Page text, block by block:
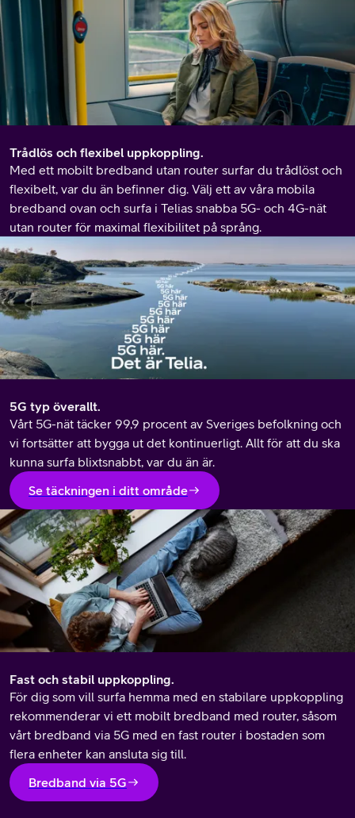
Trådlös och flexibel uppkoppling.
Med ett mobilt bredband utan router surfar du trådlöst och
flexibelt, var du än befinner dig. Välj ett av våra mobila
bredband ovan och surfa i Telias snabba 5G- och 4G-nät
utan router för maximal flexibilitet på språng.
5G typ överallt.
Vårt 5G-nät täcker 99,9 procent av Sveriges befolkning och
vi fortsätter att bygga ut det kontinuerligt. Allt för att du ska
kunna surfa blixtsnabbt, var du än är.
Se täckningen i ditt område
Fast och stabil uppkoppling.
För dig som vill surfa hemma med en stabilare uppkoppling
rekommenderar vi ett mobilt bredband med router, såsom
vårt bredband via 5G med en fast router i bostaden som
flera enheter kan ansluta sig till.
Bredband via 5G